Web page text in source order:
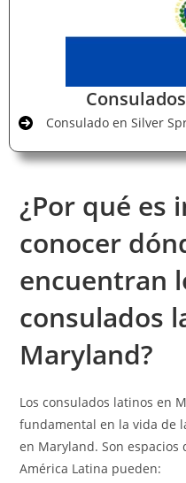
Consulado en Silver
¿Por qué es
conocer
encuentran
consulados
Maryland?
Los consulados latinos en
fundamental en la vida de
en Maryland. Son
América Latina pueden: